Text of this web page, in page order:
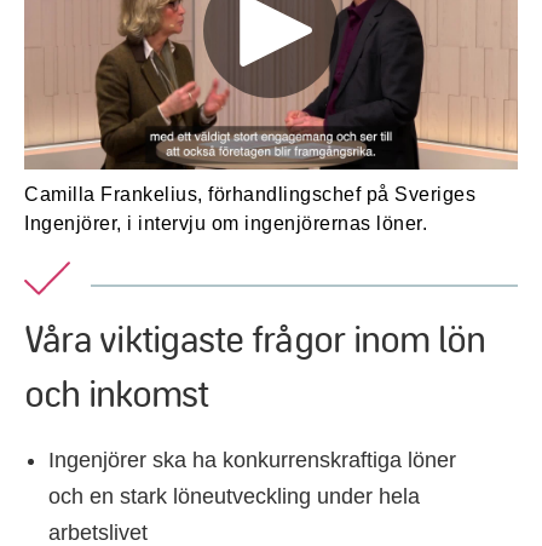
Camilla Frankelius, förhandlingschef på Sveriges
Ingenjörer, i intervju om ingenjörernas löner.
Våra viktigaste frågor inom lön
och inkomst
Ingenjörer ska ha konkurrenskraftiga löner
och en stark löneutveckling under hela
arbetslivet